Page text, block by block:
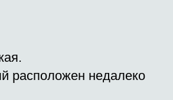
расположен недалеко